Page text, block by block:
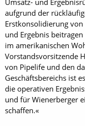
aufgrund der
Erstkonsolidierung
und Ergebnis
im amerikanischen
Vorstandsvorsitzende
von Pipelife und den
Geschäftsbereichs ist
die operativen
und für Wienerberger
schaffen.«